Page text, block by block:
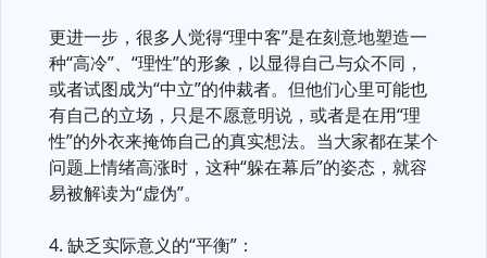
更进一步，很多人觉得“理中客”是在刻意地塑造一
种“高冷”、“理性”的形象，以显得自己与众不同，
或者试图成为“中立”的仲裁者。但他们心里可能也
有自己的立场，只是不愿意明说，或者是在用“理
性”的外衣来掩饰自己的真实想法。当大家都在某个
问题上情绪高涨时，这种“躲在幕后”的姿态，就容
易被解读为“虚伪”。
4. 缺乏实际意义的“平衡”：